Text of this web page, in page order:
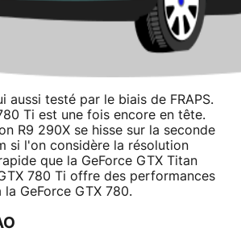
aussi testé par le biais de FRAPS.
Ti est une fois encore en tête.
R9 290X se hisse sur la seconde
si l'on considère la résolution
que la GeForce GTX Titan
780 Ti offre des performances
la GeForce GTX 780.